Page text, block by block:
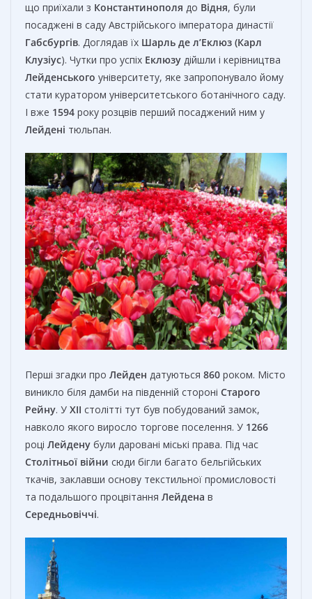
що приїхали з Константинополя до Відня, були
посаджені в саду Австрійського імператора династії
Габсбургів. Доглядав їх Шарль де л’Еклюз (Карл
Клузіус). Чутки про успіх Еклюзу дійшли і керівництва
Лейденського університету, яке запропонувало йому
стати куратором університетського ботанічного саду.
І вже 1594 року розцвів перший посаджений ним у
Лейдені тюльпан.
Перші згадки про Лейден датуються 860 роком. Місто
виникло біля дамби на південній стороні Старого
Рейну. У XII столітті тут був побудований замок,
навколо якого виросло торгове поселення. У 1266
році Лейдену були даровані міські права. Під час
Столітньої війни сюди бігли багато бельгійських
ткачів, заклавши основу текстильної промисловості
та подальшого процвітання Лейдена в
Середньовіччі.